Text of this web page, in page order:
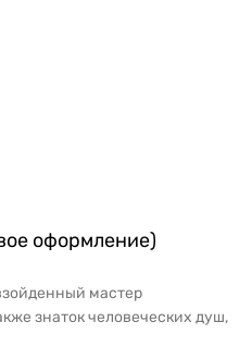
оформление)
мастер
знаток человеческих душ,